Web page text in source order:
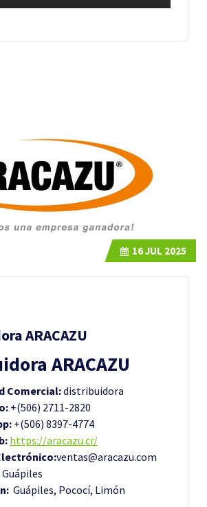
ARACAZU
16JUL 2025
ARACAZU
Comercial:distribuidora
+(506) 2711-2820
+(506) 8397-4774
https://aracazu.cr/
ventas@aracazu.com
Guápiles
Guápiles, Pococí, Limón